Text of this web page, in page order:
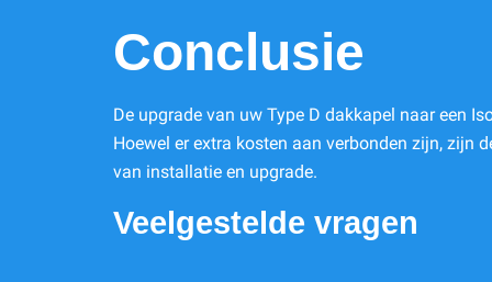
Conclusie
De upgrade van uw Type D dakkapel naar een
Hoewel er extra kosten aan verbonden zijn, zijn
van installatie en upgrade.
Veelgestelde vragen